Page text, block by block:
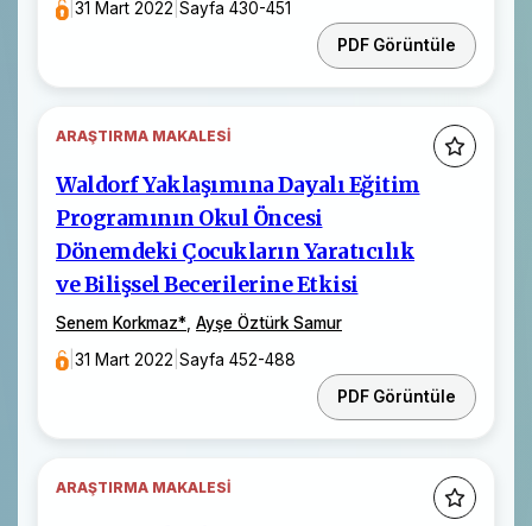
|31 Mart 2022 |Sayfa 430-451
PDF Görüntüle
ARAŞTIRMA MAKALESI
Waldorf Yaklaşımına Dayalı Eğitim
Programının Okul Öncesi
Dönemdeki Çocukların Yaratıcılık
ve Bilişsel Becerilerine Etkisi
Senem Korkmaz* Ayşe Öztürk Samur
|31 Mart 2022 |Sayfa 452-488
PDF Görüntüle
ARAŞTIRMA MAKALESI